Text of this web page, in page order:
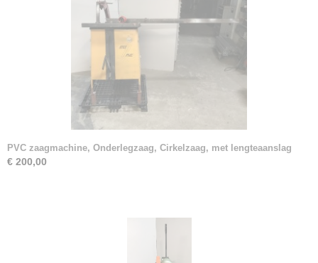
PVC zaagmachine, Onderlegzaag, Cirkelzaag, met lengteaanslag
€ 200,00